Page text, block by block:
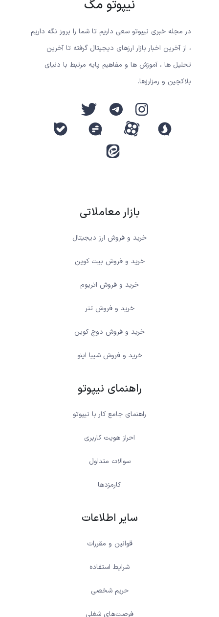
نیپوتو مگ
در مجله خبری نیپوتو سعی داریم تا شما را بروز نگه داریم
، از آخرین اخبار بازار ارزهای دیجیتال گرفته تا آخرین
تحلیل ها ، آموزش ها و مفاهیم پایه مرتبط با دنیای
بلاکچین و رمزارزها.
بازار معاملاتی
خرید و فروش ارز دیجیتال
خرید و فروش بیت کوین
خرید و فروش اتریوم
خرید و فروش تتر
خرید و فروش دوج کوین
خرید و فروش شیبا اینو
راهنمای نیپوتو
راهنمای جامع کار با نیپوتو
احراز هویت کاربری
سوالات متداول
کارمزدها
سایر اطلاعات
قوانین و مقررات
شرایط استفاده
حریم شخصی
فرصت‌های شغلی